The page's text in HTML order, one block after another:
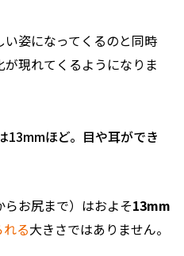
姿になってくるのと同時
現れてくるようになりま
13mmほど。目や耳ができ
お尻まで）はおよそ13mm
る大きさではありません。